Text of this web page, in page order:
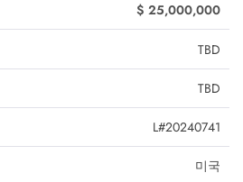
$ 25,000,000
TBD
TBD
L#20240741
미국